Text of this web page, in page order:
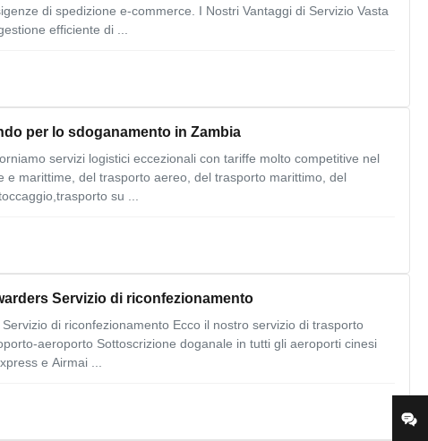
di spedizione e-commerce. I Nostri Vantaggi di Servizio Vasta
efficiente di ...
per lo sdoganamento in Zambia
servizi logistici eccezionali con tariffe molto competitive nel
marittime, del trasporto aereo, del trasporto marittimo, del
su ...
Servizio di riconfezionamento
di riconfezionamento Ecco il nostro servizio di trasporto
aeroporto Sottoscrizione doganale in tutti gli aeroporti cinesi
e Airmai ...